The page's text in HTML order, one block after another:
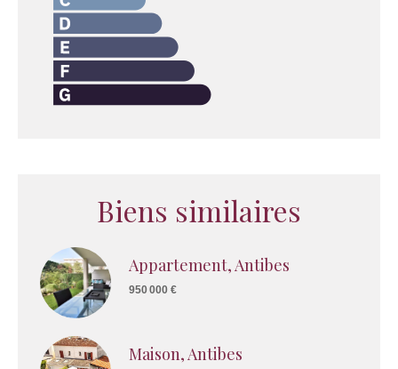
Biens similaires
Appartement, Antibes
950 000 €
Maison, Antibes